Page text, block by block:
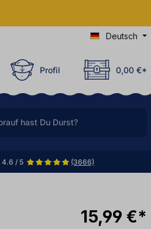
Deutsch
Profil 0,00 €*
4.6 / 5 (3666)
15,99 €*